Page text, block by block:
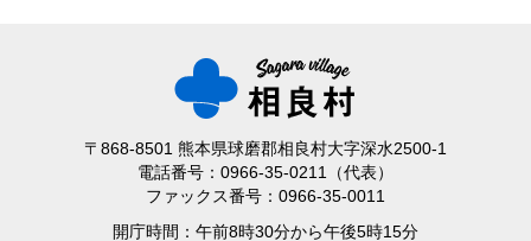
〒868-8501 熊本県球磨郡相良村大字深水2500-1
電話番号：0966-35-0211（代表）
ファックス番号：0966-35-0011
開庁時間：午前8時30分から午後5時15分